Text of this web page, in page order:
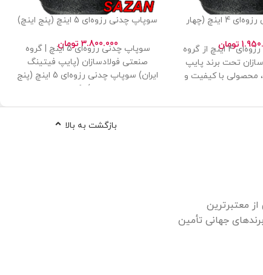
سوپاپ چدنی رزوه‌ای 4 اینچ (چهار
تومانسوپاپ چدنی رزوه‌ای 4 اینچ از گروه
تحت برند پایپ
محصولی با کیفیت و
سوپاپ چدنی رزوه‌ای 5 اینچ (پنج اینچ)
3.800.000 تومانسوپاپ چدنی رزوه‌ای 5 اینچ | گروه
صنعتی فولادسازان (پایپ فیتینگ
ایران) سوپاپ چدنی رزوه‌ای 5 اینچ (پنج
اینچ) یکی
معتبرترین
جهانی تأمین
بازگشت به بالا